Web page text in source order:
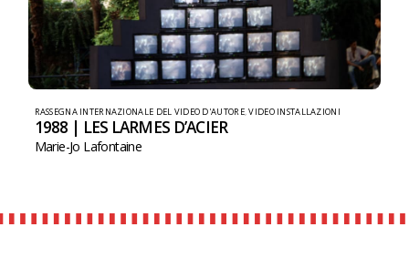
RASSEGNA INTERNAZIONALE DEL VIDEO D'AUTORE,VIDEO INSTALLAZIONI
1988 | LES LARMES D’ACIER
Marie-Jo Lafontaine